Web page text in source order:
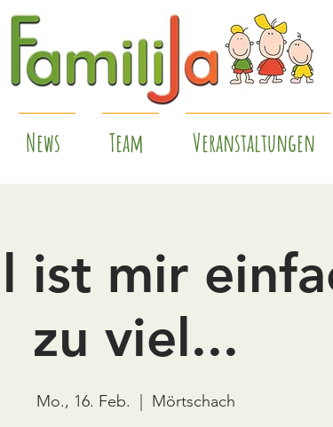
News Team Veranstaltungen
ist mir
zu viel...
Mo., 16. Feb. Mörtschach